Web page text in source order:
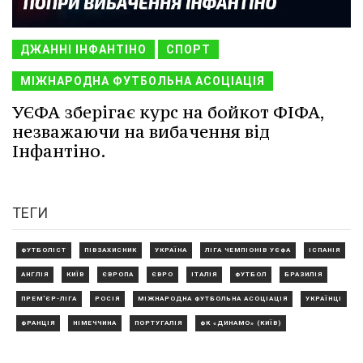
ДЖАННІ ІНФАНТІНО СПОРТ
МІЖНАРОДНА ФУТБОЛЬНА АСОЦІАЦІЯ
УЄФА зберігає курс на бойкот ФІФА,
незважаючи на вибачення від
Інфантіно.
ТЕГИ
ФУТБОЛІСТ ПІВЗАХИСНИК УКРАЇНА ЛІГА ЧЕМПІОНІВ УЄФА ІСПАНІЯ
АНГЛІЯ КИЇВ ЄВРОПА ЄВРО ІТАЛІЯ ФУТБОЛ БРАЗИЛІЯ
ПРЕМ'ЄР-ЛІГА РОСІЯ МІЖНАРОДНА ФУТБОЛЬНА АСОЦІАЦІЯ УКРАЇНЦІ
ФРАНЦІЯ НІМЕЧЧИНА ПОРТУГАЛІЯ ФК «ДИНАМО» (КИЇВ)